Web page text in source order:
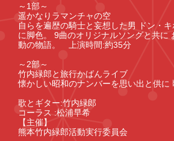
～1部～
遥かなりラマンチャの空
自らを遍歴の騎士と妄想した男 ドン・
に脚色。 9曲のオリジナルソングと共に
動の物語。 上演時間:約35分
～2部～
竹内緑郎と旅行かばんライブ
懐かしい昭和のナンバーを思い出と供に
歌とギター:竹内緑郎
コーラス :松浦早希
【主催】
熊本竹内緑郎活動実行委員会